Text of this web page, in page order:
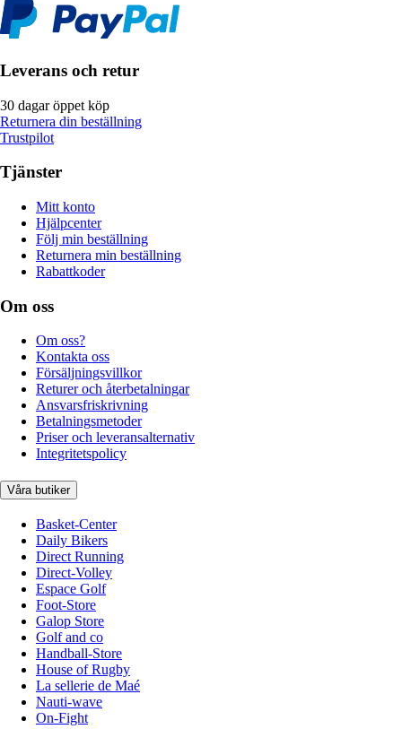
Leverans och retur
30 dagar öppet köp
Returnera din beställning
Trustpilot
Tjänster
Mitt konto
Hjälpcenter
Följ min beställning
Returnera min beställning
Rabattkoder
Om oss
Om oss?
Kontakta oss
Försäljningsvillkor
Returer och återbetalningar
Ansvarsfriskrivning
Betalningsmetoder
Priser och leveransalternativ
Integritetspolicy
Våra butiker
Basket-Center
Daily Bikers
Direct Running
Direct-Volley
Espace Golf
Foot-Store
Galop Store
Golf and co
Handball-Store
House of Rugby
La sellerie de Maé
Nauti-wave
On-Fight